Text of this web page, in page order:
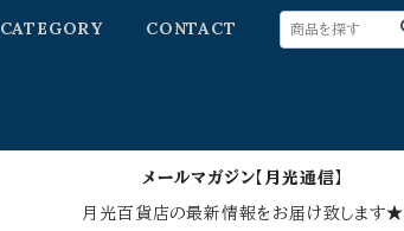
CATEGORY CONTACT
メールマガジン【月光通信】
月光百貨店の最新情報をお届け致します★